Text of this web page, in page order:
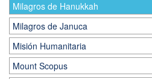
Milagros de Hanukkah
Milagros de Januca
Misión Humanitaria
Mount Scopus